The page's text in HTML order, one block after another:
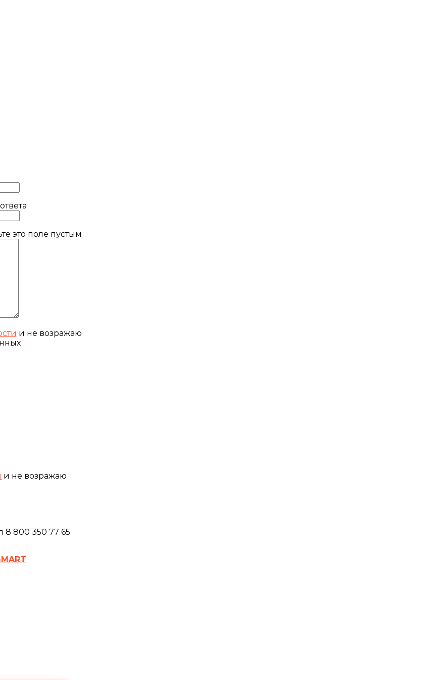
это поле пустым
и не возражаю
и не возражаю
800 350 77 65